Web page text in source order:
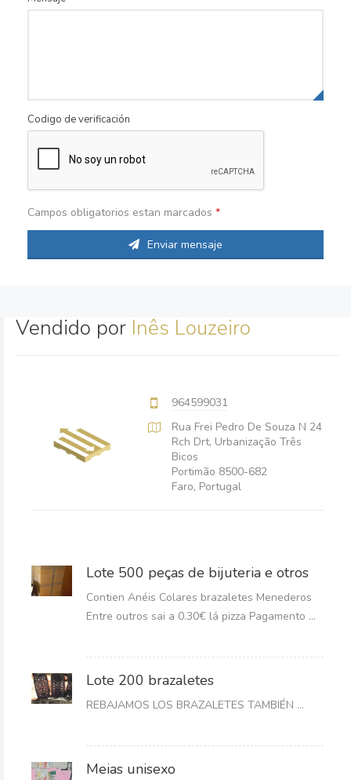
Codigo de verificación
Campos obligatorios estan marcados *
Enviar mensaje
Vendido por Inês Louzeiro
964599031
Rua Frei Pedro De Souza N 24
Rch Drt, Urbanização Três
Bicos
Portimão 8500-682
Faro, Portugal
Lote 500 peças de bijuteria e otros
Contien Anéis Colares brazaletes Menederos
Entre outros sai a 0.30€ lá pizza Pagamento ...
Lote 200 brazaletes
REBAJAMOS LOS BRAZALETES TAMBIÉN ...
Meias unisexo